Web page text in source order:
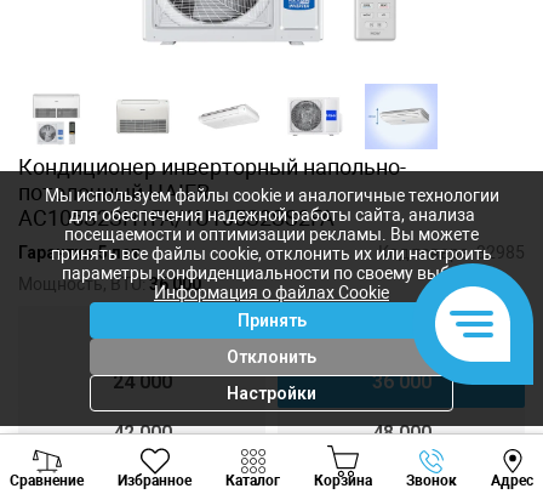
Кондиционер инверторный напольно-
потолочный HAIER
AC105S2SH1FA/1U105S2SS2FA
Гарантия 5 лет Код товара:32985
Мощность, BTU:36 000
24 000 36 000
42 000 48 000
60 000
Сравнение Избранное Каталог Корзина Звонок Адрес
Viber Whatsapp
Мы используем файлы cookie и аналогичные технологии
для обеспечения надежной работы сайта, анализа
посещаемости и оптимизации рекламы. Вы можете
принять все файлы cookie, отклонить их или настроить
параметры конфиденциальности по своему выбору.
Информация о файлах Cookie
Принять
Отклонить
Настройки